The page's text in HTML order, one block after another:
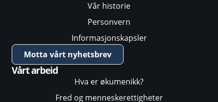
Vår historie
Personvern
Informasjonskapsler
Motta vårt nyhetsbrev
Vårt arbeid
Hva er økumenikk?
Fred og menneskerettigheter